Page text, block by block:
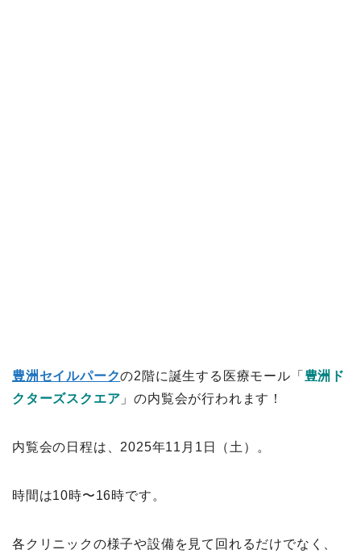
豊洲セイルパークの2階に誕生する医療モール「 豊洲ド
クターズスクエア 」の内覧会が行われます！
内覧会の日程は、2025年11月1日（土）。
時間は10時〜16時です。
各クリニックの様子や設備を見て回れるだけでなく、